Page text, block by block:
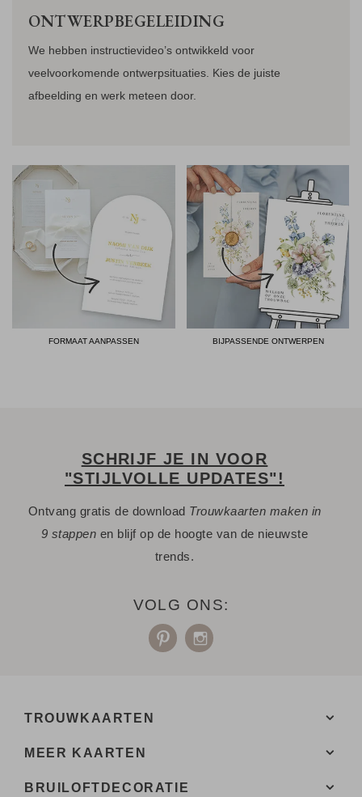
ONTWERPBEGELEIDING
We hebben instructievideo’s ontwikkeld voor
veelvoorkomende ontwerpsituaties. Kies de juiste
afbeelding en werk meteen door.
FORMAAT AANPASSEN BIJPASSENDE ONTWERPEN
SCHRIJF JE IN VOOR
"STIJLVOLLE UPDATES"!
Ontvang gratis de download Trouwkaarten maken in
9 stappen en blijf op de hoogte van de nieuwste
trends.
VOLG ONS:
TROUWKAARTEN
MEER KAARTEN
BRUILOFTDECORATIE